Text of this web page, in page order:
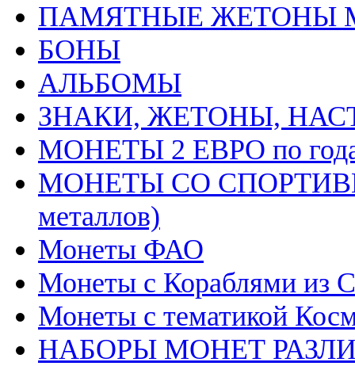
ПАМЯТНЫЕ ЖЕТОНЫ
БОНЫ
АЛЬБОМЫ
ЗНАКИ, ЖЕТОНЫ,
МОНЕТЫ 2 ЕВРО по
МОНЕТЫ СО
металлов)
Монеты ФАО
Монеты с Кораблями из
Монеты с тематикой
НАБОРЫ МОНЕТ